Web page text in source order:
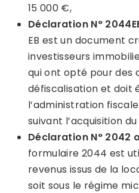
15 000 €,
Déclaration N°
EB est un document
investisseurs
qui ont opté pour des
défiscalisation et doit
l’administration
suivant l’acquisition
Déclaration N° 2042
formulaire 2044 est
revenus issus de la
soit sous le régime